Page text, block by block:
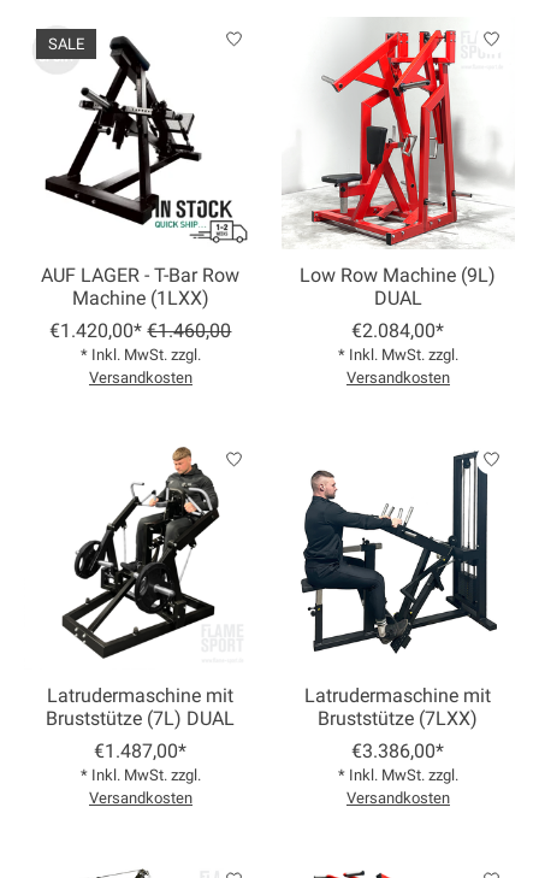
SALE
AUF LAGER - T-Bar Row
Machine (1LXX)
€1.420,00* €1.460,00
* Inkl. MwSt. zzgl.
Versandkosten
Low Row Machine (9L)
DUAL
€2.084,00*
* Inkl. MwSt. zzgl.
Versandkosten
Latrudermaschine mit
Bruststütze (7L) DUAL
€1.487,00*
* Inkl. MwSt. zzgl.
Versandkosten
Latrudermaschine mit
Bruststütze (7LXX)
€3.386,00*
* Inkl. MwSt. zzgl.
Versandkosten